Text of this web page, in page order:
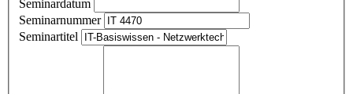
Seminardatum
Seminarnummer
Seminartitel